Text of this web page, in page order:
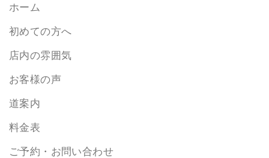
ホーム
初めての方へ
店内の雰囲気
お客様の声
道案内
料金表
ご予約・お問い合わせ